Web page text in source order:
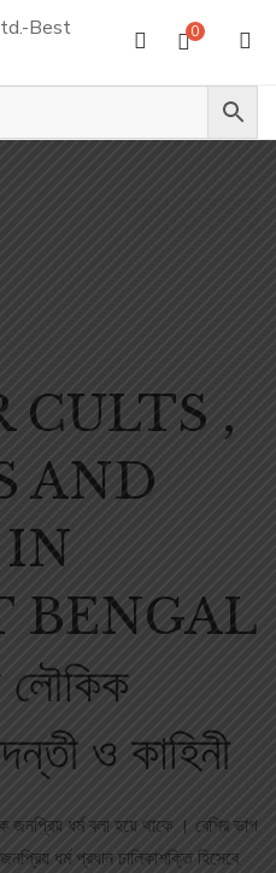
0
CULTS ,
AND
IN
BENGAL
লৌকিক
ও কাহিনী
জনপ্রিয় ধর্ম বলা হয়ে থাকে । বেশির ভাগ
ধর্ম প্রধান চালিকাশক্তি হিসেবে